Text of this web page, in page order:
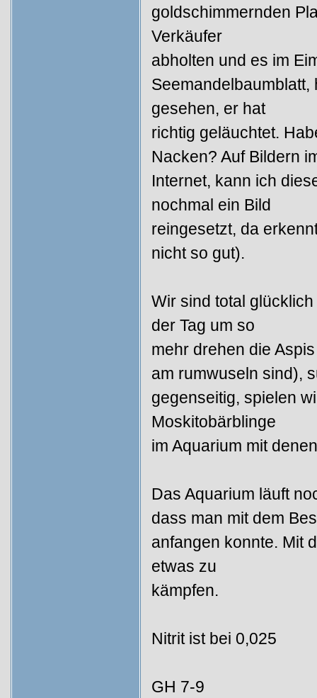
goldschimmernden
Verkäufer
abholten und es im
gesehen, er hat
richtig geläuchtet.
Nacken? Auf Bildern
Internet, kann ich
nochmal ein Bild
reingesetzt, da
nicht so gut).
Wir sind total
der Tag um so
mehr drehen die
am rumwuseln sind),
gegenseitig, spielen
Moskitobärblinge
im Aquarium mit
Das Aquarium läuft
dass man mit dem
anfangen konnte. Mit
etwas zu
kämpfen.
Nitrit ist bei 0,025
GH 7-9